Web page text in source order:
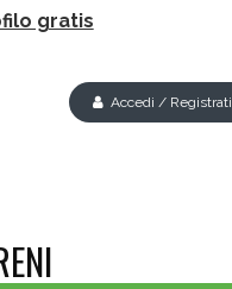
gratis
Accedi / Registrati